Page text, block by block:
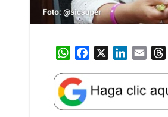
W
a
t
s
e
b
k
e
l